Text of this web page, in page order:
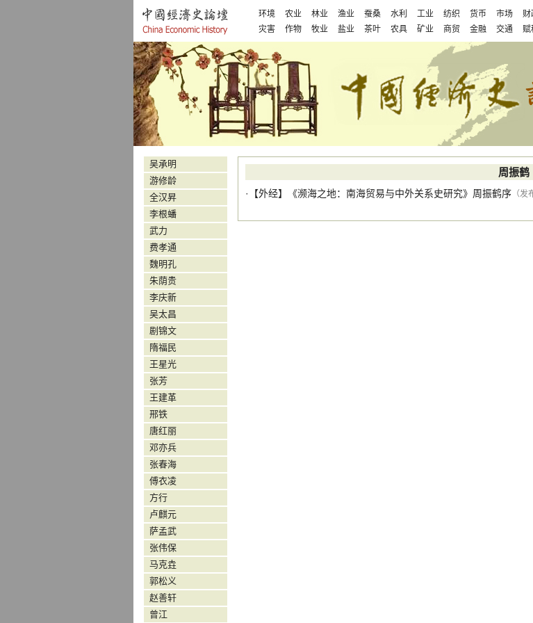
环境 农业 林业 渔业 蚕桑 水利 工业 纺织 货币 市场 财
灾害
作物 牧业 盐业 茶叶 农具 矿业 商贸 金融 交通 赋
周振鹤
·【外经】 《濒海之地：南海贸易与中外关系史研究》周振鹤序 （
吴承明
游修龄
全汉昇
李根蟠
武力
费孝通
魏明孔
朱荫贵
李庆新
吴太昌
剧锦文
隋福民
王星光
张芳
王建革
邢铁
唐红丽
邓亦兵
张春海
傅衣凌
方行
卢麒元
萨孟武
张伟保
马克垚
郭松义
赵善轩
曾江